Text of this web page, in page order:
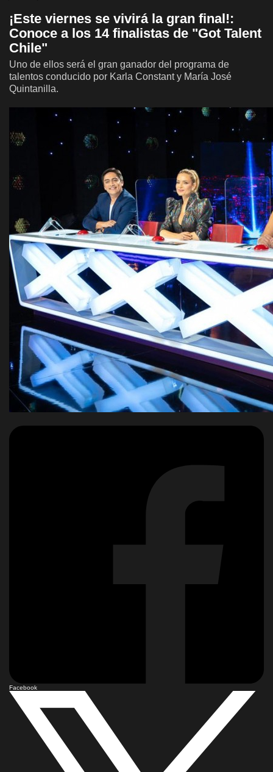
¡Este viernes se vivirá la gran final!:
Conoce a los 14 finalistas de "Got Talent
Chile"
Uno de ellos será el gran ganador del programa de
talentos conducido por Karla Constant y María José
Quintanilla.
Facebook